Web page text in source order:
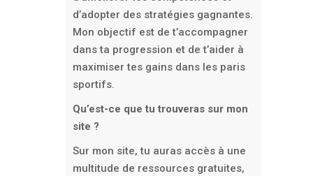
d’adopter des stratégies gagnantes.
Mon objectif est de t’accompagner
dans ta progression et de t’aider à
maximiser tes gains dans les paris
sportifs.
Qu’est-ce que tu trouveras sur mon
site ?
Sur mon site, tu auras accès à une
multitude de ressources gratuites,